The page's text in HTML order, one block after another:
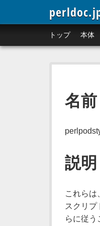
トップ 本体
名前
説明
これらは
スクリプ
らに従う